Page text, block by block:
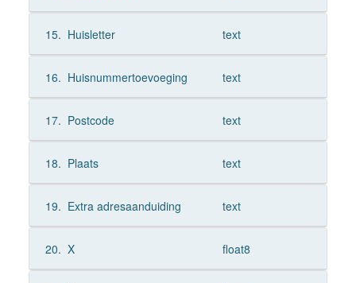
15. Huisletter text
16. Huisnummertoevoeging text
17. Postcode text
18. Plaats text
19. Extra adresaanduiding text
20. X float8